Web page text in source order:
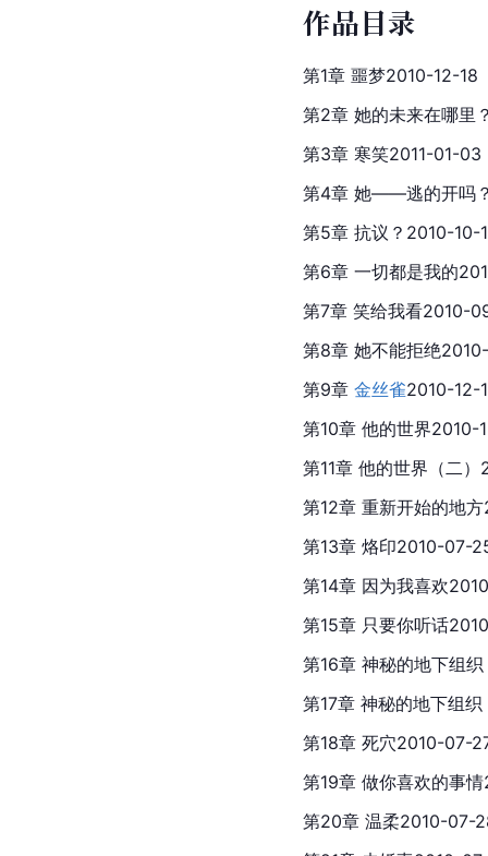
作品目录
第1章 噩梦2010-12-18
第2章 她的未来在哪里
第3章 寒笑2011-01-03
第4章 她——逃的开吗
第5章 抗议？2010-10-
第6章 一切都是我的
第7章 笑给我看2010-
第8章 她不能拒绝
第9章 金丝雀2010-12-
第10章 他的世界2010-
第11章 他的世界（二
第12章 重新开始的地
第13章 烙印2010-07-
第14章 因为我喜欢
第15章 只要你听话
第16章 神秘的地下组
第17章 神秘的地下组
第18章 死穴2010-07-
第19章 做你喜欢的事
第20章 温柔2010-07-